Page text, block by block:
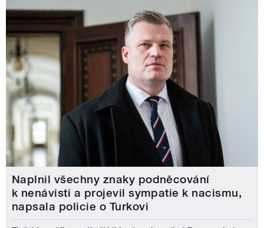
Naplnil všechny znaky podněcování
k nenávisti a projevil sympatie k nacismu,
napsala policie o Turkovi